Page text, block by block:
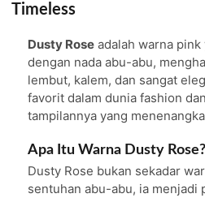
Timeless
Dusty Rose adalah warna
dengan nada abu-abu,
lembut, kalem, dan sangat
favorit dalam dunia fashion
tampilannya yang
Apa Itu Warna Dusty Rose?
Dusty Rose bukan sekadar
sentuhan abu-abu, ia menjadi